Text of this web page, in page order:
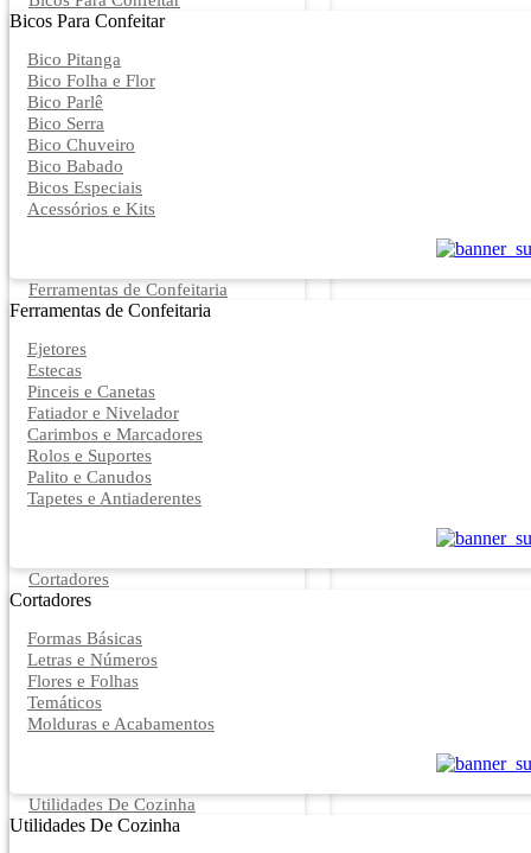
Bicos Para Confeitar
Bico Pitanga
Bico Folha e Flor
Bico Parlê
Bico Serra
Bico Chuveiro
Bico Babado
Bicos Especiais
Acessórios e Kits
Ferramentas de Confeitaria
Ferramentas de Confeitaria
Ejetores
Estecas
Pinceis e Canetas
Fatiador e Nivelador
Carimbos e Marcadores
Rolos e Suportes
Palito e Canudos
Tapetes e Antiaderentes
Cortadores
Cortadores
Formas Básicas
Letras e Números
Flores e Folhas
Temáticos
Molduras e Acabamentos
Utilidades De Cozinha
Utilidades De Cozinha